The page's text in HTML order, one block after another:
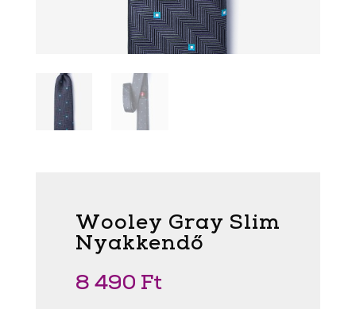
Wooley Gray Slim
Nyakkendő
8 490 Ft